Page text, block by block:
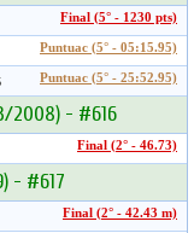
Final (5° - 1230 pts)
Puntuac (5° - 05:15.95)
Puntuac (5° - 25:52.95)
2008) - #616
Final (2° - 46.73)
- #617
Final (2° - 42.43 m)